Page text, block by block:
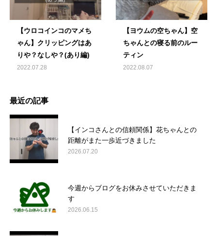
【ウロコインコのマメち
ゃん】クリッピングはあ
りや？なしや？(あり編)
2022.07.28
【ヨウムの空ちゃん】空
ちゃんとの寝る前のルー
ティン
2022.08.07
最近の記事
【インコさんとの信頼関係】花ちゃんとの
距離がまた一歩近づきました
2026.07.20
今週からブログをお休みさせていただきま
す
2026.06.15